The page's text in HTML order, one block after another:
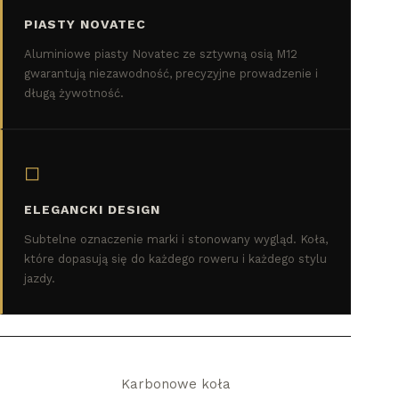
PIASTY NOVATEC
Aluminiowe piasty Novatec ze sztywną osią M12
gwarantują niezawodność, precyzyjne prowadzenie i
długą żywotność.
◻
ELEGANCKI DESIGN
Subtelne oznaczenie marki i stonowany wygląd. Koła,
które dopasują się do każdego roweru i każdego stylu
jazdy.
Karbonowe koła